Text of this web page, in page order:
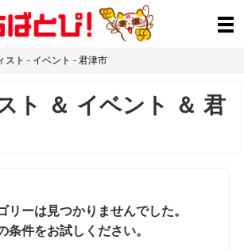
スト - イベント - 君津市
ト ＆ イベント ＆ 君
リーは見つかりませんでした。
条件をお試しください。